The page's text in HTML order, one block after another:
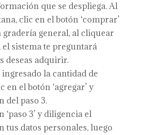
que se despliega. Al
clic en el botón ‘comprar’
gradería general, al cliquear
el sistema te preguntará
deseas adquirir.
la cantidad de
en el botón ‘agregar’ y
del paso 3.
‘paso 3’ y diligencia el
datos personales, luego